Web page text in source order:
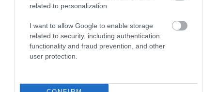
related to personalization.
I want to allow Google to enable storage
related to security, including authentication
functionality and fraud prevention, and other
user protection.
A VADKAMERA EDDIG NÉZETT,
A VADÁLLATOK VÉDELMÉT